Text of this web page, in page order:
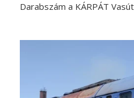
Darabszám a KÁRPÁT